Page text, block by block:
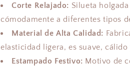
Corte Relajado: Silueta
cómodamente a diferentes tipos
Material de Alta Calidad:
elasticidad ligera, es suave,
Estampado Festivo: Motivo de